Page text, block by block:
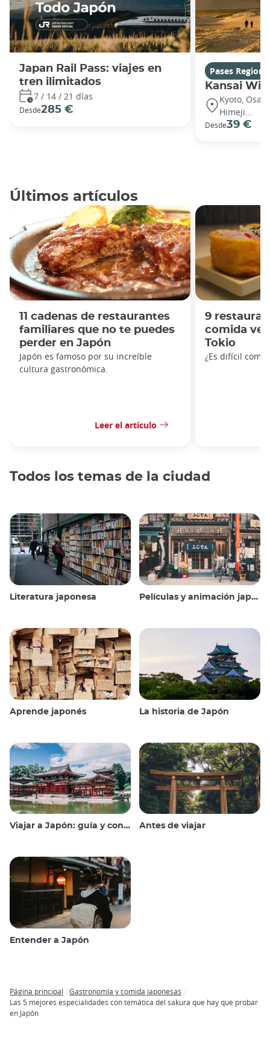
Japan Rail Pass: viajes en
tren ilimitados
7 / 14 / 21 días
Desde285 €
Pases
Kansai
Kyoto,
Himeji...
Desde39 €
Últimos artículos
11 cadenas de restaurantes
familiares que no te puedes
perder en Japón
Japón es famoso por su increíble
cultura gastronómica.
Leer el artículo
9
comida
Tokio
¿Es difícil
Todos los temas de la ciudad
Literatura japonesa Películas y animación japonesas
Aprende japonés La historia de Japón
Viajar a Japón: guía y consejos Antes de viajar
Entender a Japón
Breadcrumb
Página principal
Gastronomía y comida japonesas
Las 5 mejores especialidades con temática del sakura que hay que probar
en Japón